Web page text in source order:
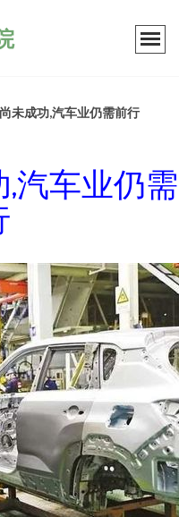
未成功,汽车业仍需前行
汽车业仍需